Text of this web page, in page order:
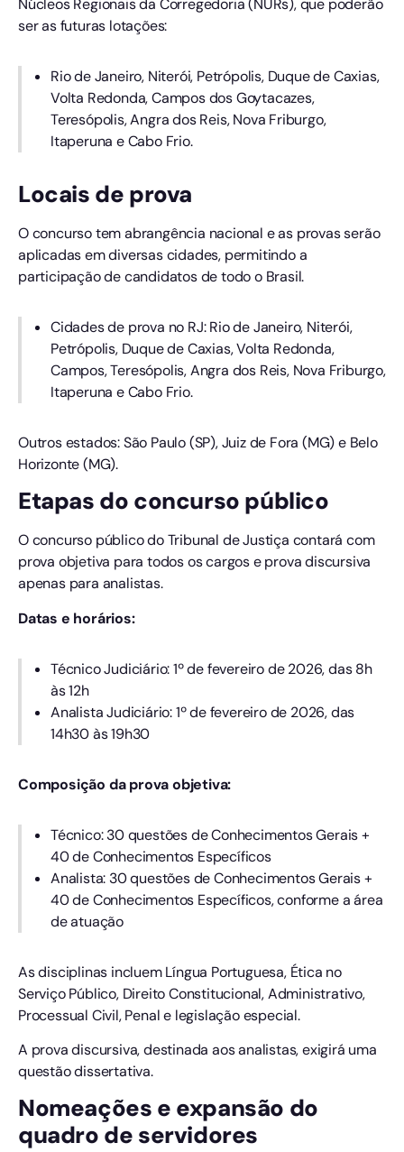
Núcleos Regionais da Corregedoria (NURs), que poderão
ser as futuras lotações:
Rio de Janeiro, Niterói, Petrópolis, Duque de Caxias,
Volta Redonda, Campos dos Goytacazes,
Teresópolis, Angra dos Reis, Nova Friburgo,
Itaperuna e Cabo Frio.
Locais de prova
O concurso tem abrangência nacional e as provas serão
aplicadas em diversas cidades, permitindo a
participação de candidatos de todo o Brasil.
Cidades de prova no RJ: Rio de Janeiro, Niterói,
Petrópolis, Duque de Caxias, Volta Redonda,
Campos, Teresópolis, Angra dos Reis, Nova Friburgo,
Itaperuna e Cabo Frio.
Outros estados: São Paulo (SP), Juiz de Fora (MG) e Belo
Horizonte (MG).
Etapas do concurso público
O concurso público do Tribunal de Justiça contará com
prova objetiva para todos os cargos e prova discursiva
apenas para analistas.
Datas e horários:
Técnico Judiciário: 1º de fevereiro de 2026, das 8h
às 12h
Analista Judiciário: 1º de fevereiro de 2026, das
14h30 às 19h30
Composição da prova objetiva:
Técnico: 30 questões de Conhecimentos Gerais +
40 de Conhecimentos Específicos
Analista: 30 questões de Conhecimentos Gerais +
40 de Conhecimentos Específicos, conforme a área
de atuação
As disciplinas incluem Língua Portuguesa, Ética no
Serviço Público, Direito Constitucional, Administrativo,
Processual Civil, Penal e legislação especial.
A prova discursiva, destinada aos analistas, exigirá uma
questão dissertativa.
Nomeações e expansão do
quadro de servidores